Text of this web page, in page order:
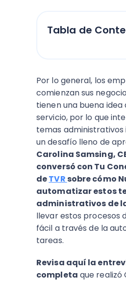
Tabla de
Por lo general, los
comienzan sus
tienen una buena
servicio, por lo que
temas
un desafío lleno de
Carolina Samsing,
conversó con Tu
deTVR sobre cómo
automatizar estos
administrativos de
llevar estos procesos
fácil a través de la
tareas.
Revisa aquí la
completa que realizó